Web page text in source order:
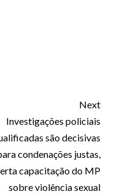
Next
Investigações policiais
são decisivas
condenações justas,
capacitação do MP
sobre violência sexual